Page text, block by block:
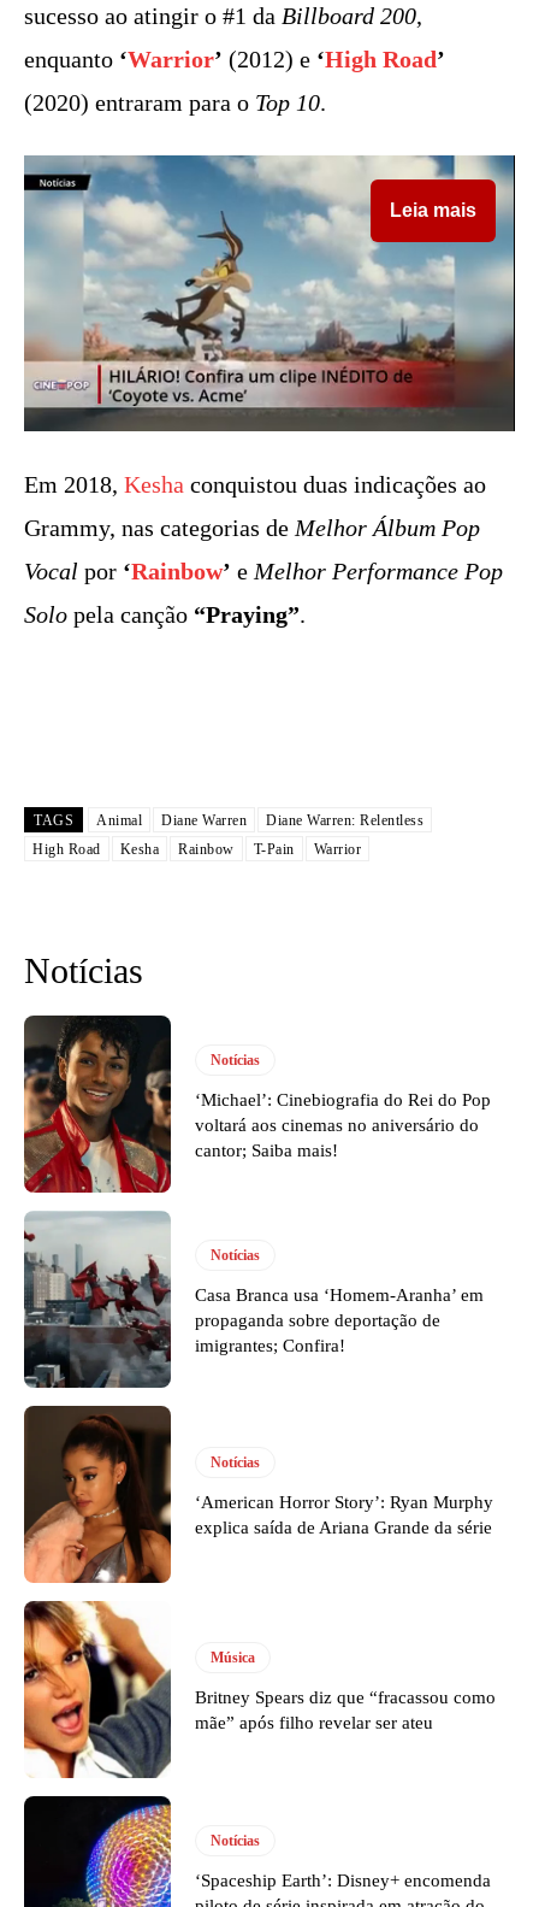
sucesso ao atingir o #1 da Billboard 200,
enquanto ‘Warrior’ (2012) e ‘High Road’
(2020) entraram para o Top 10.
Leia mais
Em 2018, Kesha conquistou duas indicações ao
Grammy, nas categorias de Melhor Álbum Pop
Vocal por ‘Rainbow’ e Melhor Performance Pop
Solo pela canção “Praying”.
TAGS Animal Diane Warren
Diane Warren: Relentless
High Road
Kesha Rainbow T-Pain Warrior
Notícias
Notícias
‘Michael’: Cinebiografia do Rei do Pop
voltará aos cinemas no aniversário do
cantor; Saiba mais!
Notícias
Casa Branca usa ‘Homem-Aranha’ em
propaganda sobre deportação de
imigrantes; Confira!
Notícias
‘American Horror Story’: Ryan Murphy
explica saída de Ariana Grande da série
Música
Britney Spears diz que “fracassou como
mãe” após filho revelar ser ateu
Notícias
‘Spaceship Earth’: Disney+ encomenda